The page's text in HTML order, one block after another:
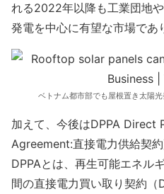
れる2022年以降も工業団地
発電を中心に有望な市場であ
ベトナム都市部でも屋根置き太
加えて、今後はDPPA Direct
Agreement:直接電力供給契約
DPPAとは、再生可能エネル
間の直接電力買い取り契約（